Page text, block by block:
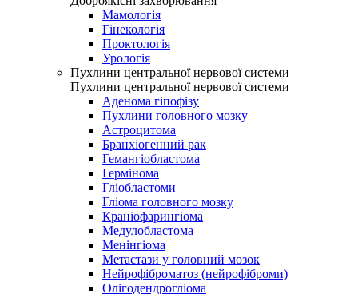
Мамологія
Гінекологія
Проктологія
Урологія
Пухлини центральної нервової системи
Пухлини центральної нервової системи
Аденома гіпофізу
Пухлини головного мозку
Астроцитома
Бранхіогенний рак
Гемангіобластома
Гермінома
Гліобластоми
Гліома головного мозку
Краніофарингіома
Медулобластома
Менінгіома
Метастази у головний мозок
Нейрофіброматоз (нейрофіброми)
Олігодендрогліома